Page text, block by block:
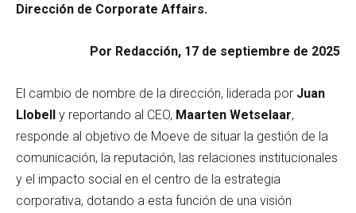
Dirección de Corporate Affairs.
Por Redacción, 17 de septiembre de 2025
El cambio de nombre de la dirección, liderada por Juan
Llobell y reportando al CEO, Maarten Wetselaar,
responde al objetivo de Moeve de situar la gestión de la
comunicación, la reputación, las relaciones institucionales
y el impacto social en el centro de la estrategia
corporativa, dotando a esta función de una visión